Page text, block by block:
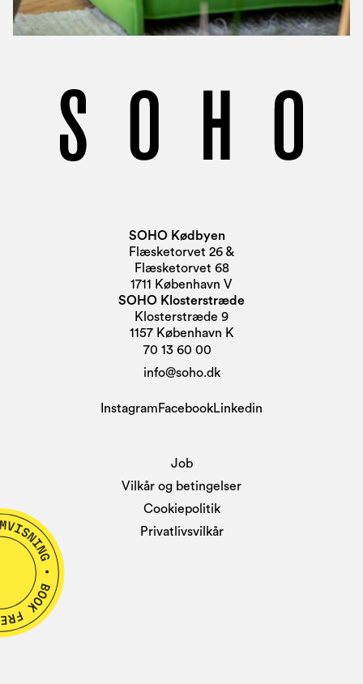
SOHO Kødbyen
Flæsketorvet 26 &
Flæsketorvet 68
1711 København V
SOHO Klosterstræde
Klosterstræde 9
1157 København K
70 13 60 00
info@soho.dk
Instagram FacebookLinkedin
Job
Vilkår og betingelser
Cookiepolitik
Privatlivsvilkår